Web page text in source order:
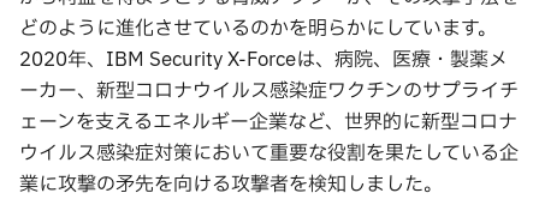
どのように進化させているのかを明らかにしています。
2020年、IBM Security X-Forceは、病院、医療・製薬メ
ーカー、新型コロナウイルス感染症ワクチンのサプライチ
ェーンを支えるエネルギー企業など、世界的に新型コロナ
ウイルス感染症対策において重要な役割を果たしている企
業に攻撃の矛先を向ける攻撃者を検知しました。